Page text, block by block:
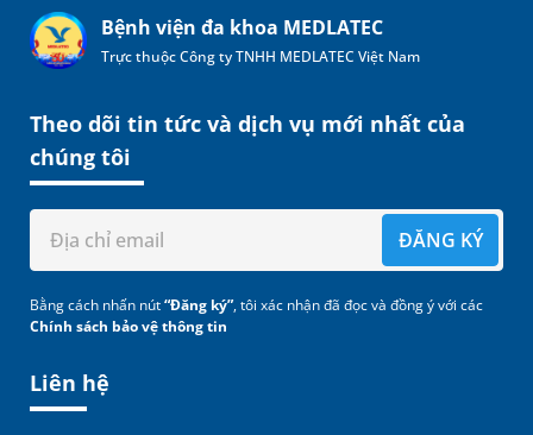
Bệnh viện đa khoa MEDLATEC
Trực thuộc Công ty TNHH MEDLATEC Việt Nam
Liên hệ
Theo dõi tin tức và dịch vụ mới nhất của
chúng tôi
ĐĂNG KÝ
Bằng cách nhấn nút“Đăng ký”, tôi xác nhận đã đọc và đồng ý với các
Chính sách bảo vệ thông tin